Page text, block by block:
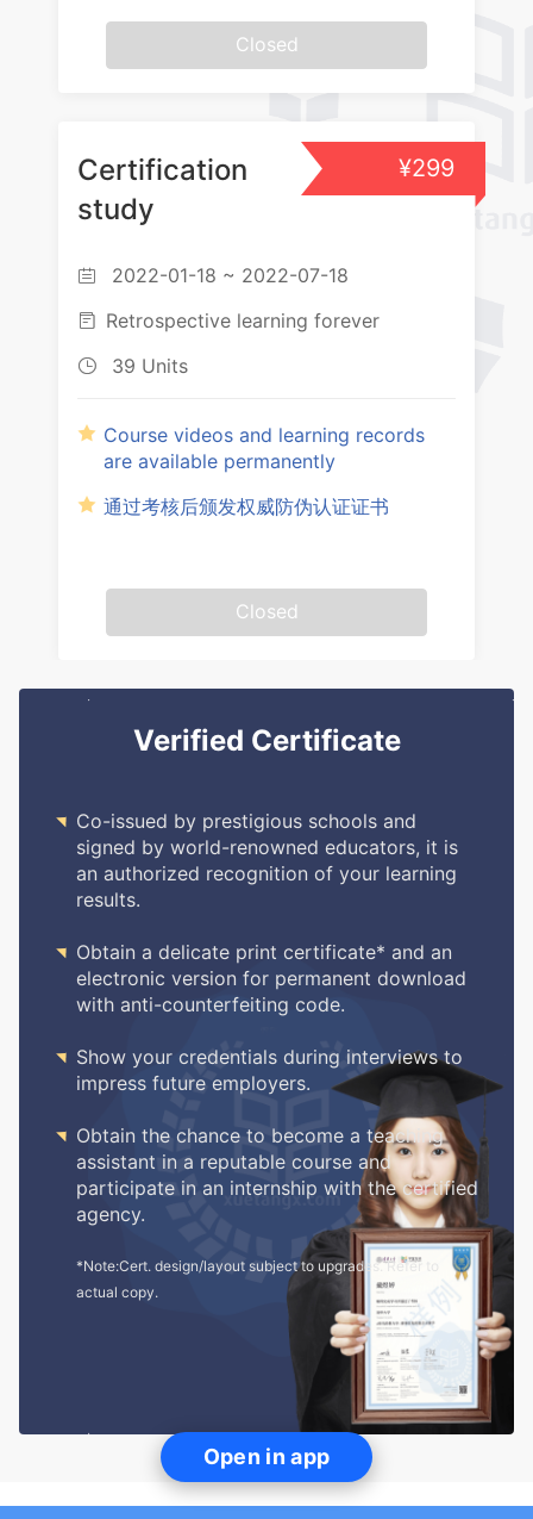
Closed
¥299
Certification
study
 2022-01-18 ~ 2022-07-18
 Retrospective learning forever
 39 Units
Course videos and learning records
are available permanently
通过考核后颁发权威防伪认证证书
Closed
Verified Certificate
 Co-issued by prestigious schools and
signed by world-renowned educators, it is
an authorized recognition of your learning
results.
 Obtain a delicate print certificate* and an
electronic version for permanent download
with anti-counterfeiting code.
 Show your credentials during interviews to
impress future employers.
 Obtain the chance to become a teaching
assistant in a reputable course and
participate in an internship with the certified
agency.
*Note:Cert. design/layout subject to upgrades. Refer to
actual copy.
Open in app